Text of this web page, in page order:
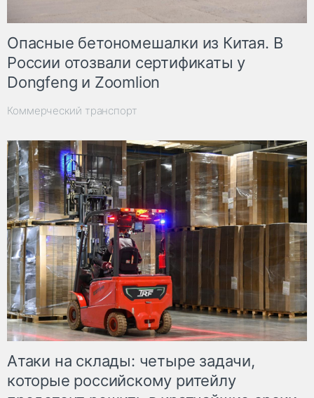
Опасные бетономешалки из Китая. В
России отозвали сертификаты у
Dongfeng и Zoomlion
Коммерческий транспорт
Атаки на склады: четыре задачи,
которые российскому ритейлу